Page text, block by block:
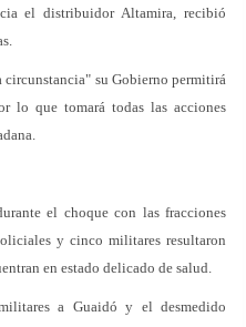
el distribuidor Altamira, recibió
su Gobierno permitirá
lo que tomará todas las acciones
el choque con las fracciones
y cinco militares resultaron
en estado delicado de salud.
a Guaidó y el desmedido